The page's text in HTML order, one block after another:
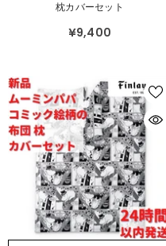
枕カバーセット
¥9,400